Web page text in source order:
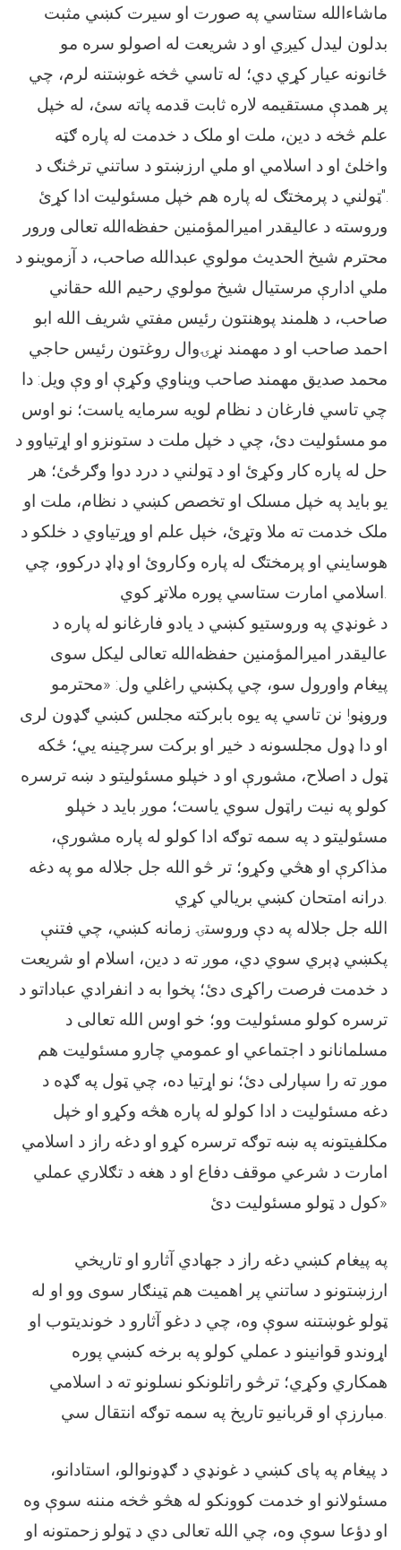
ماشاءالله ستاسي په صورت او سیرت کښي مثبت
بدلون لیدل کیږي او د شریعت له اصولو سره مو
ځانونه عیار کړي دي؛ له تاسي څخه غوښتنه لرم، چي
پر همدې مستقیمه لاره ثابت قدمه پاته سئ، له خپل
علم څخه د دین، ملت او ملک د خدمت له پاره ګټه
واخلئ او د اسلامي او ملي ارزښتو د ساتني ترڅنګ د
ټولني د پرمختګ له پاره هم خپل مسئوليت ادا کړئ".
وروسته د عالیقدر امیرالمؤمنین حفظه‌الله تعالی ورور
محترم شیخ الحدیث مولوي عبدالله صاحب، د آزموینو د
ملي ادارې مرستیال شیخ مولوي رحیم الله حقاني
صاحب، د هلمند پوهنتون رئیس مفتي شریف الله ابو
احمد صاحب او د مهمند نړۍوال روغتون رئیس حاجي
محمد صدیق مهمند صاحب ويناوي وکړې او وې ويل: دا
چي تاسي فارغان د نظام لویه سرمایه یاست؛ نو اوس
مو مسئولیت دئ، چي د خپل ملت د ستونزو او اړتیاوو د
حل له پاره کار وکړئ او د ټولني د درد دوا وګرځئ؛ هر
یو باید په خپل مسلک او تخصص کښي د نظام، ملت او
ملک خدمت ته ملا وتړئ، خپل علم او وړتیاوي د خلکو د
هوسایني او پرمختګ له پاره وکاروئ او ډاډ درکوو، چي
اسلامي امارت ستاسي پوره ملاتړ کوي.
د غونډي په وروستیو کښي د يادو فارغانو له پاره د
عالیقدر امیرالمؤمنین حفظه‌الله تعالی ليکل سوی
پیغام واورول سو، چي پکښي راغلي ول: «محترمو
وروڼو! نن تاسي په یوه بابرکته مجلس کښي ګډون لری
او دا ډول مجلسونه د خیر او برکت سرچینه يي؛ ځکه
ټول د اصلاح، مشورې او د خپلو مسئولیتو د ښه ترسره
کولو په نیت راټول سوي یاست؛ موږ باید د خپلو
مسئولیتو د په سمه توګه ادا کولو له پاره مشورې،
مذاکرې او هڅي وکړو؛ تر څو الله جل جلاله مو په دغه
درانه امتحان کښي بریالي کړي.
الله جل جلاله په دې وروستۍ زمانه کښي، چي فتنې
پکښي ډېري سوي دي، موږ ته د دین، اسلام او شریعت
د خدمت فرصت راکړی دئ؛ پخوا به د انفرادي عباداتو د
ترسره کولو مسئولیت وو؛ خو اوس الله تعالی د
مسلمانانو د اجتماعي او عمومي چارو مسئولیت هم
موږ ته را سپارلی دئ؛ نو اړتیا ده، چي ټول په ګډه د
دغه مسئولیت د ادا کولو له پاره هڅه وکړو او خپل
مکلفیتونه په ښه توګه ترسره کړو او دغه راز د اسلامي
امارت د شرعي موقف دفاع او د هغه د تګلاري عملي
کول د ټولو مسئولیت دئ»
په پیغام کښي دغه راز د جهادي آثارو او تاریخي
ارزښتونو د ساتني پر اهمیت هم ټینګار سوی وو او له
ټولو غوښتنه سوې وه، چي د دغو آثارو د خوندیتوب او
اړوندو قوانینو د عملي کولو په برخه کښي پوره
همکاري وکړي؛ ترڅو راتلونکو نسلونو ته د اسلامي
مبارزې او قربانیو تاریخ په سمه توګه انتقال سي.
د پیغام په پای کښي د غونډي د ګډونوالو، استادانو،
مسئولانو او خدمت کوونکو له هڅو څخه مننه سوې وه
او دؤعا سوې وه، چي الله تعالی دي د ټولو زحمتونه او